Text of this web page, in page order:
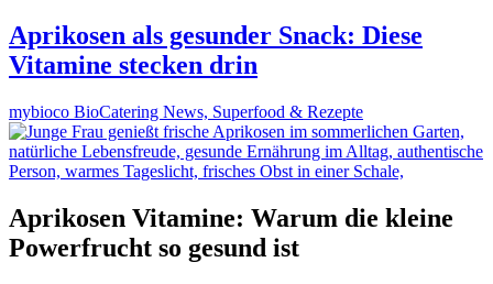
Aprikosen als gesunder Snack: Diese
Vitamine stecken drin
mybioco BioCatering News, Superfood & Rezepte
Aprikosen Vitamine: Warum die kleine
Powerfrucht so gesund ist